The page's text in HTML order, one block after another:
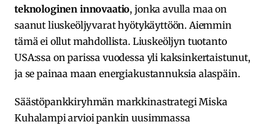
teknologinen innovaatio, jonka avulla maa on
saanut liuskeöljyvarat hyötykäyttöön. Aiemmin
tämä ei ollut mahdollista. Liuskeöljyn tuotanto
USA:ssa on parissa vuodessa yli kaksinkertaistunut,
ja se painaa maan energiakustannuksia alaspäin.
Säästöpankkiryhmän markkinastrategi Miska
Kuhalampi arvioi pankin uusimmassa